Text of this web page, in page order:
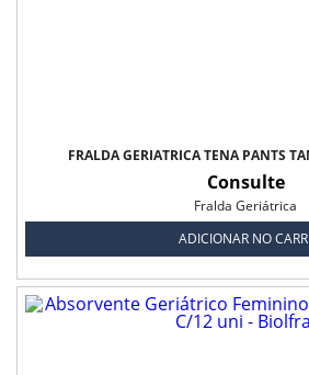
FRALDA GERIÁTRICA TENA PANTS
Consulte
Fralda Geriátrica
ADICIONAR NO